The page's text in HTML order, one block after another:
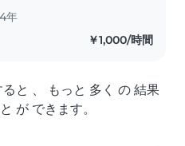
Eiken Pre-1st Grade
I speak Japanese,
Portuguese..
年
￥1,000/時間
と 、 もっと 多く の 結果
が できます。